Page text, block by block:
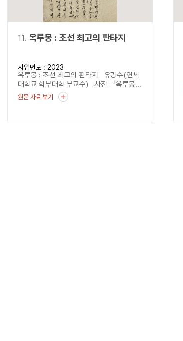
11. 옥루몽 : 조선 최고의 판타지
사업년도 : 2023
옥루몽 : 조선 최고의 판타지 유광수(연세
대학교 학부대학 부교수) 사진 : 『옥루몽...
원문 자료 보기